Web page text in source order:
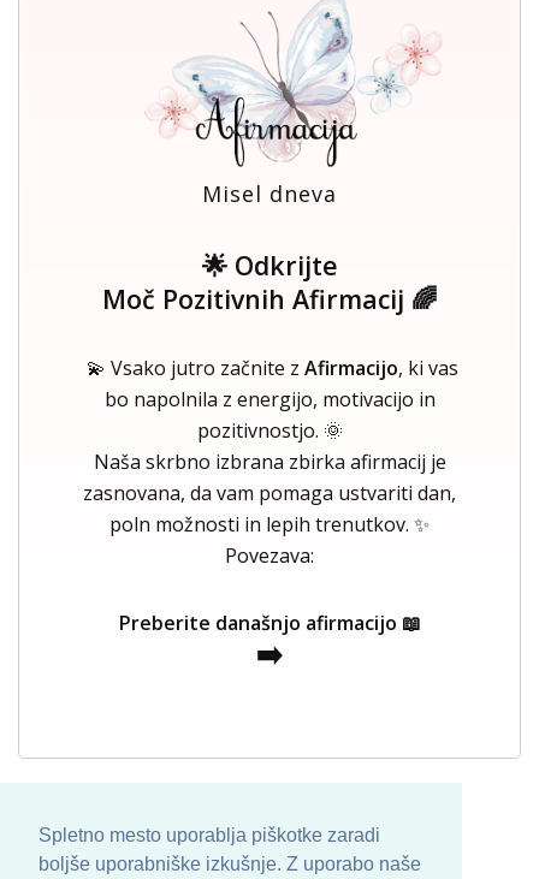
Spletno mesto uporablja piškotke zaradi
boljše uporabniške izkušnje. Z uporabo naše
Misel dneva
🌟 Odkrijte
Moč Pozitivnih Afirmacij 🌈
💫 Vsako jutro začnite z Afirmacijo, ki vas
bo napolnila z energijo, motivacijo in
pozitivnostjo. 🌞
Naša skrbno izbrana zbirka afirmacij je
zasnovana, da vam pomaga ustvariti dan,
poln možnosti in lepih trenutkov. ✨
Povezava:
Preberite današnjo afirmacijo 📖
➡️